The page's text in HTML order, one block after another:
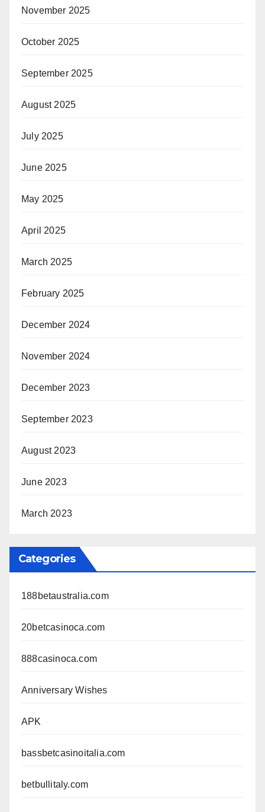
November 2025
October 2025
September 2025
August 2025
July 2025
June 2025
May 2025
April 2025
March 2025
February 2025
December 2024
November 2024
December 2023
September 2023
August 2023
June 2023
March 2023
Categories
188betaustralia.com
20betcasinoca.com
888casinoca.com
Anniversary Wishes
APK
bassbetcasinoitalia.com
betbullitaly.com